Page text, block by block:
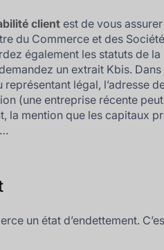
client est de vous
du Commerce et des
également les statuts de la
un extrait Kbis. Dans
légal, l’adresse
(une entreprise récente
la mention que les capitaux
un état d’endettement.